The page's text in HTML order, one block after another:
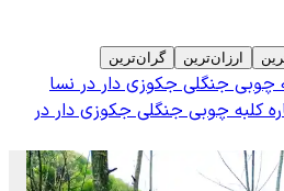
ارزان‌ترین گران‌ترین
چوبی جنگلی جکوزی دار در نسا
کلبه چوبی جنگلی جکوزی دار در